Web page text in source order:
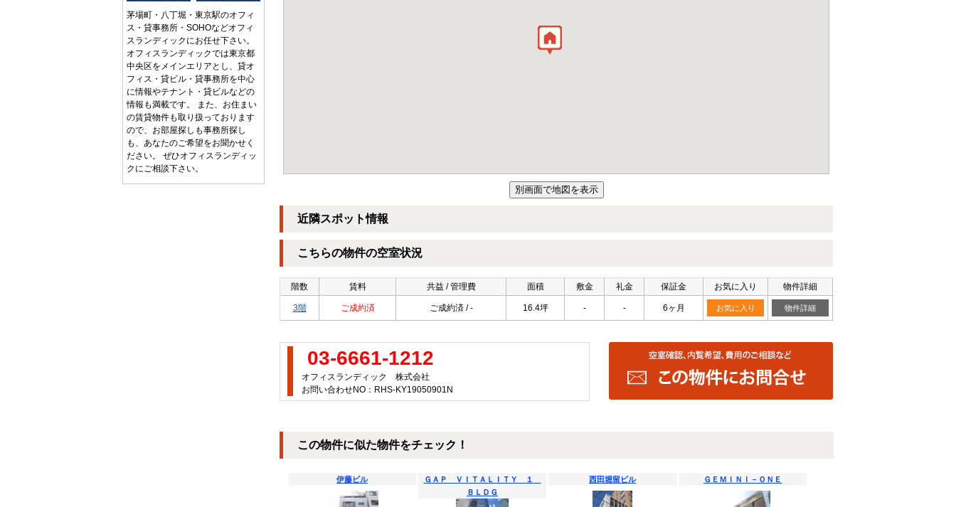
近隣スポット情報
こちらの物件の空室状況
階数 賃料 共益 / 管理費 面積 敷金 礼金 保証金 お気に入り 物件詳細
3階 ご成約済 ご成約済 / - 16.4坪 - - 6ヶ月 お気に入り 物件詳細
03-6661-1212
オフィスランディック 株式会社
お問い合わせNO：RHS-KY19050901N
この物件に似た物件をチェック！
伊藤ビル
ＧＡＰ ＶＩＴＡＬＩＴＹ １
ＢＬＤＧ
西田堀留ビル ＧＥＭＩＮＩ－ＯＮＥ
茅場町・八丁堀・東京駅のオフィ
ス・貸事務所・SOHOなどオフィ
スランディックにお任せ下さい。
オフィスランディックでは東京都
中央区をメインエリアとし、貸オ
フィス・貸ビル・貸事務所を中心
に情報やテナント・貸ビルなどの
情報も満載です。 また、お住まい
の賃貸物件も取り扱っております
ので、お部屋探しも事務所探し
も、あなたのご希望をお聞かせく
ださい。 ぜひオフィスランディッ
クにご相談下さい。